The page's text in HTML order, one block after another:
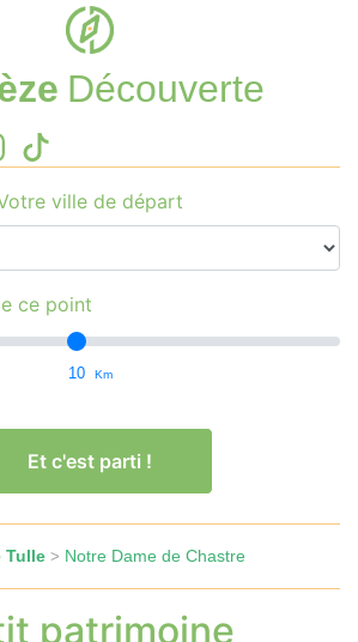
Découverte
ville de départ
ce point
10 Km
Et c'est parti !
Tulle > Notre Dame de Chastre
patrimoine